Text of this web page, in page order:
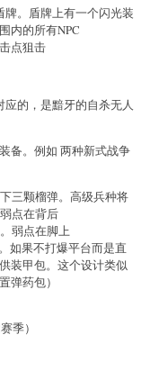
。盾牌上有一个闪光装
内的所有NPC
点狙击
应的，是黯牙的自杀无人
备。例如 两种新式战争
三颗榴弹。高级兵种将
点在背后
弱点在脚上
如果不打爆平台而是直
装甲包。这个设计类似
弹药包）
季）